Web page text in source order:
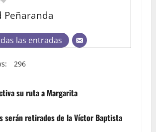
Peñaranda
las entradas
296
su ruta a Margarita
serán retirados de la Víctor Baptista